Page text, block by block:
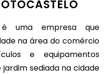
uma empresa que
na área do comércio
e equipamentos
sediada na cidade